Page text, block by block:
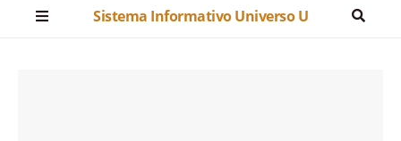
Sistema Informativo Universo U